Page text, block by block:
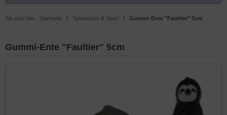
Sie sind hier: Startseite Spielwaren & Sport Gummi-Ente "Faultier" 5cm
Gummi-Ente "Faultier" 5cm